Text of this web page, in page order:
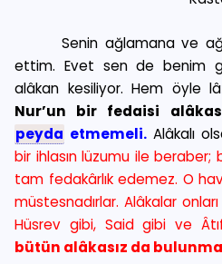
Senin ağlamana ve
ettim. Evet sen de benim
alâkan kesiliyor. Hem öyle
Nur’un bir fedaisi
peyda etmemeli.Alâkalı
bir ihlasın lüzumu ile beraber;
tam fedakârlık edemez. O
müstesnadırlar. Alâkalar
Hüsrev gibi, Said gibi ve
bütün alâkasız da